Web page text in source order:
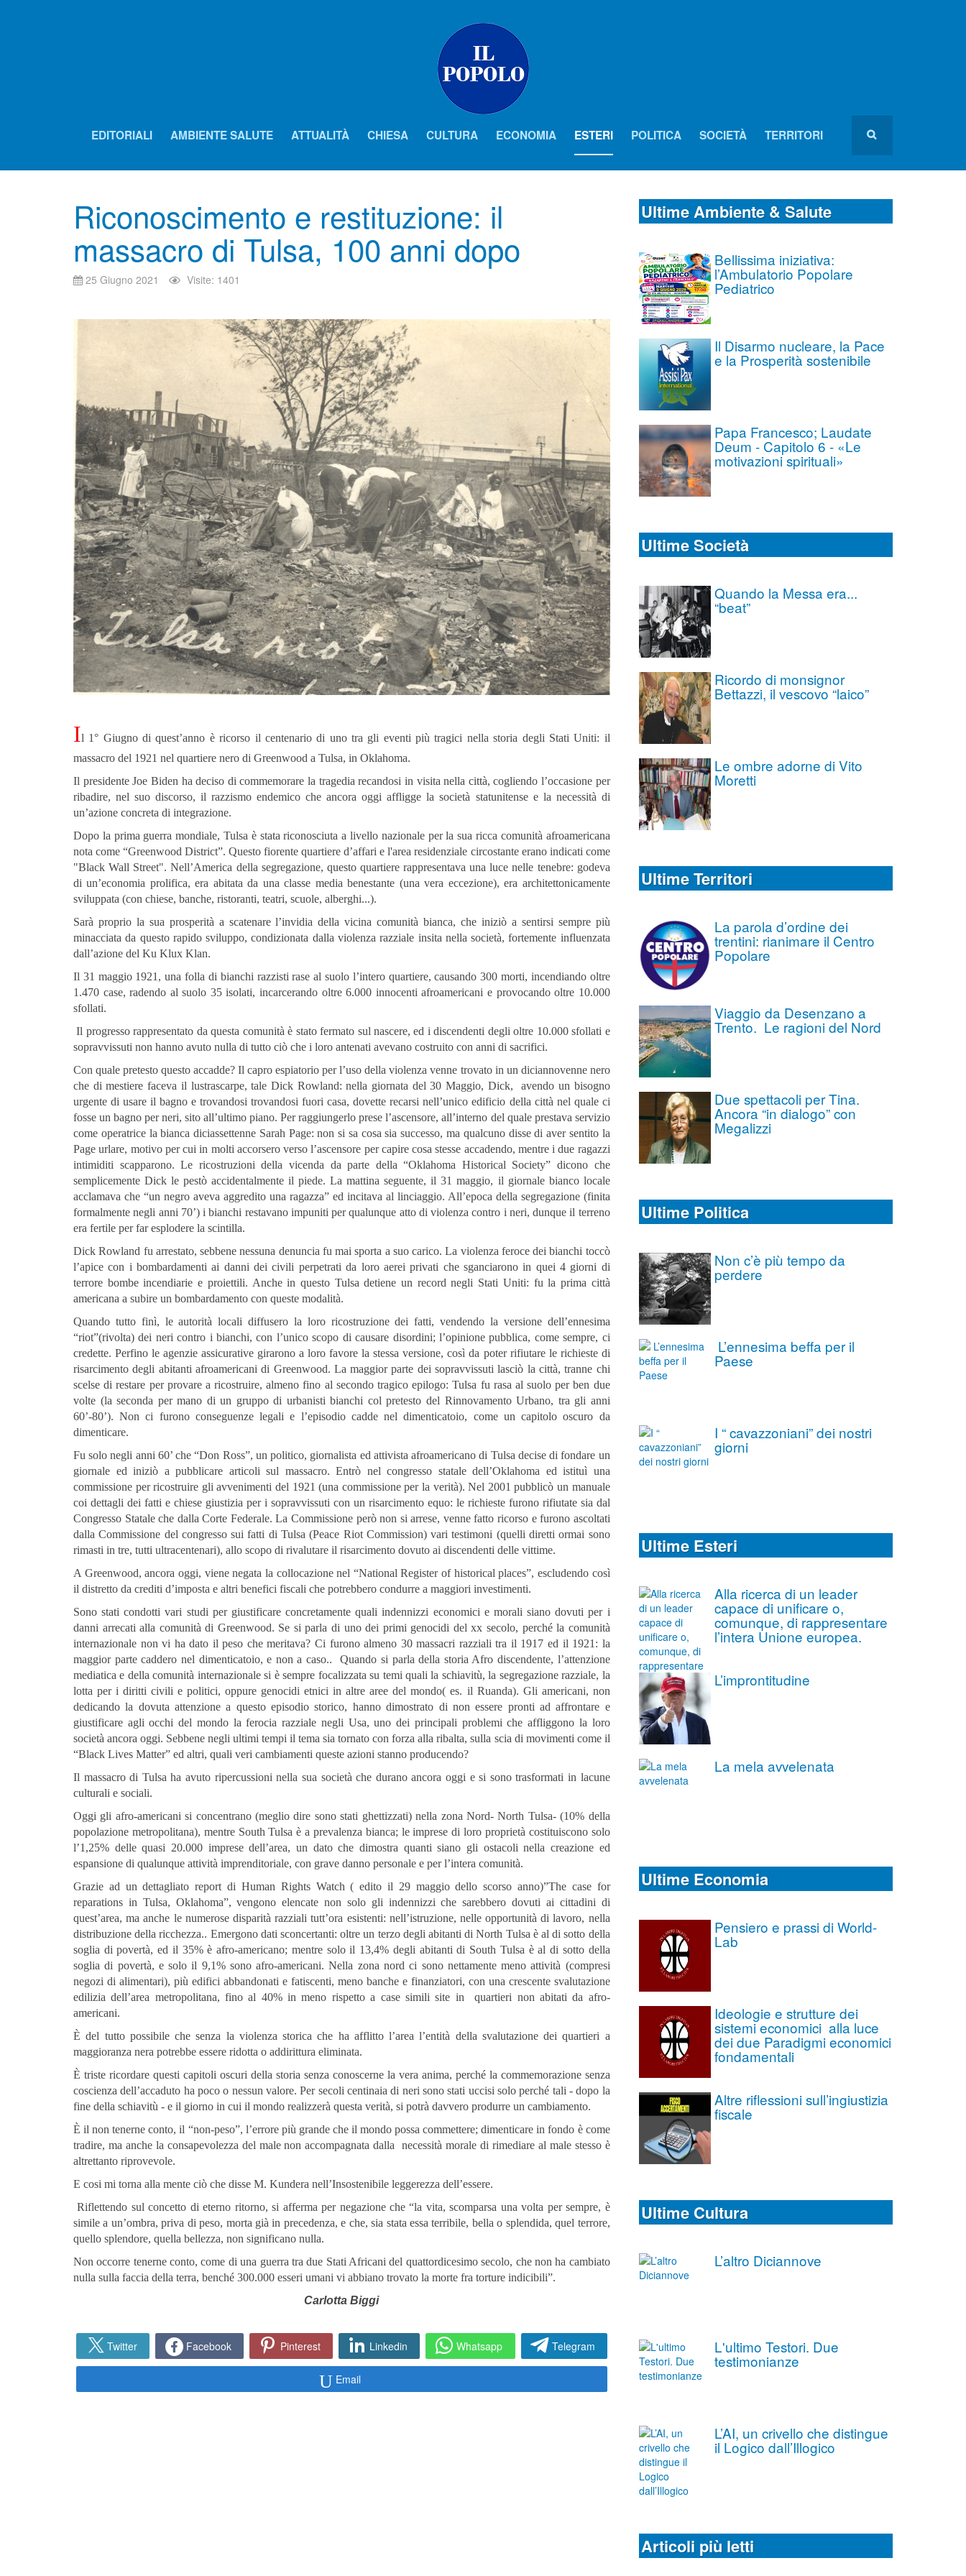
EDITORIALI AMBIENTE SALUTE ATTUALITÀ CHIESA CULTURA ECONOMIA ESTERI POLITICA SOCIETÀ TERRITORI
Riconoscimento e restituzione: il
massacro di Tulsa, 100 anni dopo
25 Giugno 2021 Visite: 1401
Il 1° Giugno di quest’anno è ricorso il centenario di uno tra gli eventi più tragici nella storia degli Stati Uniti: il
massacro del 1921 nel quartiere nero di Greenwood a Tulsa, in Oklahoma.
Il presidente Joe Biden ha deciso di commemorare la tragedia recandosi in visita nella città, cogliendo l’occasione per
ribadire, nel suo discorso, il razzismo endemico che ancora oggi affligge la società statunitense e la necessità di
un’azione concreta di integrazione.
Dopo la prima guerra mondiale, Tulsa è stata riconosciuta a livello nazionale per la sua ricca comunità afroamericana
nota come “Greenwood District”. Questo fiorente quartiere d’affari e l'area residenziale circostante erano indicati come
"Black Wall Street". Nell’America della segregazione, questo quartiere rappresentava una luce nelle tenebre: godeva
di un’economia prolifica, era abitata da una classe media benestante (una vera eccezione), era architettonicamente
sviluppata (con chiese, banche, ristoranti, teatri, scuole, alberghi...).
Sarà proprio la sua prosperità a scatenare l’invidia della vicina comunità bianca, che iniziò a sentirsi sempre più
minacciata da questo rapido sviluppo, condizionata dalla violenza razziale insita nella società, fortemente influenzata
dall’azione del Ku Klux Klan.
Il 31 maggio 1921, una folla di bianchi razzisti rase al suolo l’intero quartiere, causando 300 morti, incendiando oltre
1.470 case, radendo al suolo 35 isolati, incarcerando oltre 6.000 innocenti afroamericani e provocando oltre 10.000
sfollati.
Il progresso rappresentato da questa comunità è stato fermato sul nascere, ed i discendenti degli oltre 10.000 sfollati e
sopravvissuti non hanno avuto nulla di tutto ciò che i loro antenati avevano costruito con anni di sacrifici.
Con quale pretesto questo accadde? Il capro espiatorio per l’uso della violenza venne trovato in un diciannovenne nero
che di mestiere faceva il lustrascarpe, tale Dick Rowland: nella giornata del 30 Maggio, Dick, avendo un bisogno
urgente di usare il bagno e trovandosi trovandosi fuori casa, dovette recarsi nell’unico edificio della città nel quale ci
fosse un bagno per neri, sito all’ultimo piano. Per raggiungerlo prese l’ascensore, all’interno del quale prestava servizio
come operatrice la bianca diciassettenne Sarah Page: non si sa cosa sia successo, ma qualcuno disse di aver sentito la
Page urlare, motivo per cui in molti accorsero verso l’ascensore per capire cosa stesse accadendo, mentre i due ragazzi
intimiditi scapparono. Le ricostruzioni della vicenda da parte della “Oklahoma Historical Society” dicono che
semplicemente Dick le pestò accidentalmente il piede. La mattina seguente, il 31 maggio, il giornale bianco locale
acclamava che “un negro aveva aggredito una ragazza” ed incitava al linciaggio. All’epoca della segregazione (finita
formalmente negli anni 70’) i bianchi restavano impuniti per qualunque atto di violenza contro i neri, dunque il terreno
era fertile per far esplodere la scintilla.
Dick Rowland fu arrestato, sebbene nessuna denuncia fu mai sporta a suo carico. La violenza feroce dei bianchi toccò
l’apice con i bombardamenti ai danni dei civili perpetrati da loro aerei privati che sganciarono in quei 4 giorni di
terrore bombe incendiarie e proiettili. Anche in questo Tulsa detiene un record negli Stati Uniti: fu la prima città
americana a subire un bombardamento con queste modalità.
Quando tutto finì, le autorità locali diffusero la loro ricostruzione dei fatti, vendendo la versione dell’ennesima
“riot”(rivolta) dei neri contro i bianchi, con l’unico scopo di causare disordini; l’opinione pubblica, come sempre, ci
credette. Perfino le agenzie assicurative girarono a loro favore la stessa versione, così da poter rifiutare le richieste di
risarcimento degli abitanti afroamericani di Greenwood. La maggior parte dei sopravvissuti lasciò la città, tranne chi
scelse di restare per provare a ricostruire, almeno fino al secondo tragico epilogo: Tulsa fu rasa al suolo per ben due
volte (la seconda per mano di un gruppo di urbanisti bianchi col pretesto del Rinnovamento Urbano, tra gli anni
60’-80’). Non ci furono conseguenze legali e l’episodio cadde nel dimenticatoio, come un capitolo oscuro da
dimenticare.
Fu solo negli anni 60’ che “Don Ross”, un politico, giornalista ed attivista afroamericano di Tulsa decise di fondare un
giornale ed iniziò a pubblicare articoli sul massacro. Entrò nel congresso statale dell’Oklahoma ed istituì una
commissione per ricostruire gli avvenimenti del 1921 (una commissione per la verità). Nel 2001 pubblicò un manuale
coi dettagli dei fatti e chiese giustizia per i sopravvissuti con un risarcimento equo: le richieste furono rifiutate sia dal
Congresso Statale che dalla Corte Federale. La Commissione però non si arrese, venne fatto ricorso e furono ascoltati
dalla Commissione del congresso sui fatti di Tulsa (Peace Riot Commission) vari testimoni (quelli diretti ormai sono
rimasti in tre, tutti ultracentenari), allo scopo di rivalutare il risarcimento dovuto ai discendenti delle vittime.
A Greenwood, ancora oggi, viene negata la collocazione nel “National Register of historical places”, escludendo così
il distretto da crediti d’imposta e altri benefici fiscali che potrebbero condurre a maggiori investimenti.
Sono stati condotti vari studi per giustificare concretamente quali indennizzi economici e morali siano dovuti per i
danni arrecati alla comunità di Greenwood. Se si parla di uno dei primi genocidi del xx secolo, perché la comunità
internazionale non vi ha dato il peso che meritava? Ci furono almeno 30 massacri razziali tra il 1917 ed il 1921: la
maggior parte caddero nel dimenticatoio, e non a caso.. Quando si parla della storia Afro discendente, l’attenzione
mediatica e della comunità internazionale si è sempre focalizzata su temi quali la schiavitù, la segregazione razziale, la
lotta per i diritti civili e politici, oppure genocidi etnici in altre aree del mondo( es. il Ruanda). Gli americani, non
dedicando la dovuta attenzione a questo episodio storico, hanno dimostrato di non essere pronti ad affrontare e
giustificare agli occhi del mondo la ferocia razziale negli Usa, uno dei principali problemi che affliggono la loro
società ancora oggi. Sebbene negli ultimi tempi il tema sia tornato con forza alla ribalta, sulla scia di movimenti come il
“Black Lives Matter” ed altri, quali veri cambiamenti queste azioni stanno producendo?
Il massacro di Tulsa ha avuto ripercussioni nella sua società che durano ancora oggi e si sono trasformati in lacune
culturali e sociali.
Oggi gli afro-americani si concentrano (meglio dire sono stati ghettizzati) nella zona Nord- North Tulsa- (10% della
popolazione metropolitana), mentre South Tulsa è a prevalenza bianca; le imprese di loro proprietà costituiscono solo
l’1,25% delle quasi 20.000 imprese dell’area, un dato che dimostra quanti siano gli ostacoli nella creazione ed
espansione di qualunque attività imprenditoriale, con grave danno personale e per l’intera comunità.
Grazie ad un dettagliato report di Human Rights Watch ( edito il 29 maggio dello scorso anno)”The case for
reparations in Tulsa, Oklahoma”, vengono elencate non solo gli indennizzi che sarebbero dovuti ai cittadini di
quest’area, ma anche le numerose disparità razziali tutt’ora esistenti: nell’istruzione, nelle opportunità di lavoro, nella
distribuzione della ricchezza.. Emergono dati sconcertanti: oltre un terzo degli abitanti di North Tulsa è al di sotto della
soglia di povertà, ed il 35% è afro-americano; mentre solo il 13,4% degli abitanti di South Tulsa è al di sotto della
soglia di povertà, e solo il 9,1% sono afro-americani. Nella zona nord ci sono nettamente meno attività (compresi
negozi di alimentari), più edifici abbandonati e fatiscenti, meno banche e finanziatori, con una crescente svalutazione
edilizia dell’area metropolitana, fino al 40% in meno rispetto a case simili site in quartieri non abitati da afro-
americani.
È del tutto possibile che senza la violenza storica che ha afflitto l’area l’entità della svalutazione dei quartieri a
maggioranza nera potrebbe essere ridotta o addirittura eliminata.
È triste ricordare questi capitoli oscuri della storia senza conoscerne la vera anima, perché la commemorazione senza
coscienza dell’accaduto ha poco o nessun valore. Per secoli centinaia di neri sono stati uccisi solo perché tali - dopo la
fine della schiavitù - e il giorno in cui il mondo realizzerà questa verità, si potrà davvero produrre un cambiamento.
È il non tenerne conto, il “non-peso”, l’errore più grande che il mondo possa commettere; dimenticare in fondo è come
tradire, ma anche la consapevolezza del male non accompagnata dalla necessità morale di rimediare al male stesso è
altrettanto riprovevole.
E cosi mi torna alla mente ciò che disse M. Kundera nell’Insostenibile leggerezza dell’essere.
Riflettendo sul concetto di eterno ritorno, si afferma per negazione che “la vita, scomparsa una volta per sempre, è
simile a un’ombra, priva di peso, morta già in precedenza, e che, sia stata essa terribile, bella o splendida, quel terrore,
quello splendore, quella bellezza, non significano nulla.
Non occorre tenerne conto, come di una guerra tra due Stati Africani del quattordicesimo secolo, che non ha cambiato
nulla sulla faccia della terra, benché 300.000 esseri umani vi abbiano trovato la morte fra torture indicibili”.
Carlotta Biggi
Twitter Facebook Pinterest Linkedin Whatsapp Telegram
Email
Ultime Ambiente & Salute
Bellissima iniziativa:
l’Ambulatorio Popolare
Pediatrico
Il Disarmo nucleare, la Pace
e la Prosperità sostenibile
Papa Francesco; Laudate
Deum - Capitolo 6 - «Le
motivazioni spirituali»
Ultime Società
Quando la Messa era...
“beat”
Ricordo di monsignor
Bettazzi, il vescovo “laico”
Le ombre adorne di Vito
Moretti
Ultime Territori
La parola d’ordine dei
trentini: rianimare il Centro
Popolare
Viaggio da Desenzano a
Trento. Le ragioni del Nord
Due spettacoli per Tina.
Ancora “in dialogo” con
Megalizzi
Ultime Politica
Non c’è più tempo da
perdere
L’ennesima beffa per il
Paese
I “ cavazzoniani” dei nostri
giorni
Ultime Esteri
Alla ricerca di un leader
capace di unificare o,
comunque, di rappresentare
l’intera Unione europea.
L’improntitudine
La mela avvelenata
Ultime Economia
Pensiero e prassi di World-
Lab
Ideologie e strutture dei
sistemi economici alla luce
dei due Paradigmi economici
fondamentali
Altre riflessioni sull’ingiustizia
fiscale
Ultime Cultura
L’altro Diciannove
L'ultimo Testori. Due
testimonianze
L’AI, un crivello che distingue
il Logico dall’Illogico
Articoli più letti